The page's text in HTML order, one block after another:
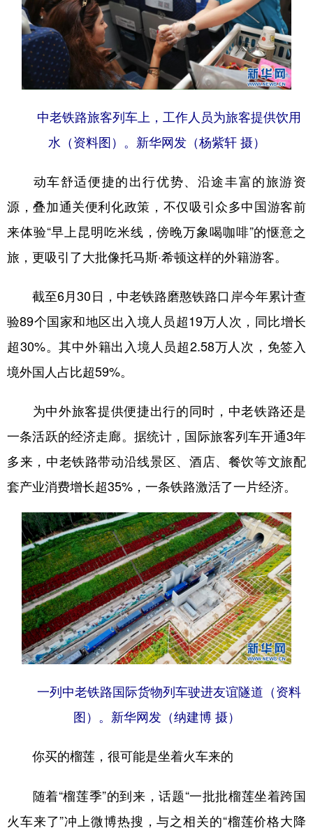
中老铁路旅客列车上，工作人员为旅客提供饮用
水（资料图）。新华网发（杨紫轩 摄）
动车舒适便捷的出行优势、沿途丰富的旅游资
源，叠加通关便利化政策，不仅吸引众多中国游客前
来体验“早上昆明吃米线，傍晚万象喝咖啡”的惬意之
旅，更吸引了大批像托马斯·希顿这样的外籍游客。
截至6月30日，中老铁路磨憨铁路口岸今年累计查
验89个国家和地区出入境人员超19万人次，同比增长
超30%。其中外籍出入境人员超2.58万人次，免签入
境外国人占比超59%。
为中外旅客提供便捷出行的同时，中老铁路还是
一条活跃的经济走廊。据统计，国际旅客列车开通3年
多来，中老铁路带动沿线景区、酒店、餐饮等文旅配
套产业消费增长超35%，一条铁路激活了一片经济。
一列中老铁路国际货物列车驶进友谊隧道（资料
图）。新华网发（纳建博 摄）
你买的榴莲，很可能是坐着火车来的
随着“榴莲季”的到来，话题“一批批榴莲坐着跨国
火车来了”冲上微博热搜，与之相关的“榴莲价格大降